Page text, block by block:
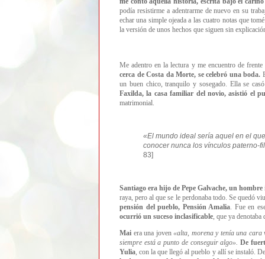
podía resistirme a adentrarme de nuevo en su
echar una simple ojeada a las cuatro notas que
la versión de unos hechos que siguen sin
Me adentro en la lectura y me encuentro de
cerca de Costa da Morte, se celebró una boda.
un buen chico, tranquilo y sosegado. Ella se
Faxilda, la casa familiar del novio, asistió el
matrimonial.
«El mundo ideal sería aquel en el
conocer nunca los vínculos paterno-
83]
Santiago era hijo de Pepe Galvache, un
raya, pero al que se le perdonaba todo. Se quedó
pensión del pueblo, Pensión Amalia . Fue en
ocurrió un suceso inclasificable , que ya
Mai era una joven «alta, morena y tenía una cara
siempre está a punto de conseguir algo». De
Yulia , con la que llegó al pueblo y allí se instaló.